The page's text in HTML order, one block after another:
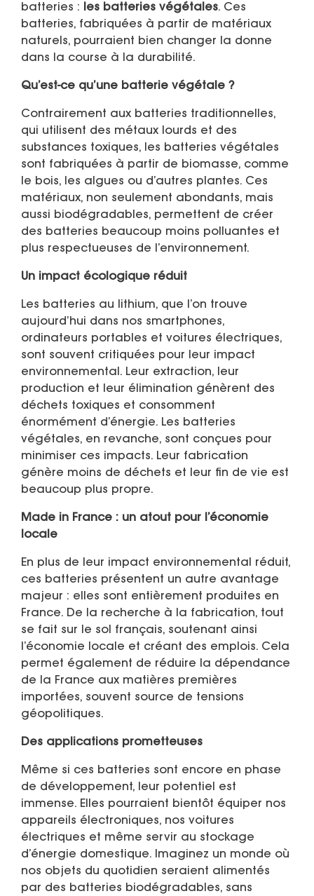
batteries : les batteries végétales. Ces
batteries, fabriquées à partir de matériaux
naturels, pourraient bien changer la donne
dans la course à la durabilité.
Qu’est-ce qu’une batterie végétale ?
Contrairement aux batteries traditionnelles,
qui utilisent des métaux lourds et des
substances toxiques, les batteries végétales
sont fabriquées à partir de biomasse, comme
le bois, les algues ou d’autres plantes. Ces
matériaux, non seulement abondants, mais
aussi biodégradables, permettent de créer
des batteries beaucoup moins polluantes et
plus respectueuses de l’environnement.
Un impact écologique réduit
Les batteries au lithium, que l’on trouve
aujourd’hui dans nos smartphones,
ordinateurs portables et voitures électriques,
sont souvent critiquées pour leur impact
environnemental. Leur extraction, leur
production et leur élimination génèrent des
déchets toxiques et consomment
énormément d’énergie. Les batteries
végétales, en revanche, sont conçues pour
minimiser ces impacts. Leur fabrication
génère moins de déchets et leur fin de vie est
beaucoup plus propre.
Made in France : un atout pour l’économie
locale
En plus de leur impact environnemental réduit,
ces batteries présentent un autre avantage
majeur : elles sont entièrement produites en
France. De la recherche à la fabrication, tout
se fait sur le sol français, soutenant ainsi
l’économie locale et créant des emplois. Cela
permet également de réduire la dépendance
de la France aux matières premières
importées, souvent source de tensions
géopolitiques.
Des applications prometteuses
Même si ces batteries sont encore en phase
de développement, leur potentiel est
immense. Elles pourraient bientôt équiper nos
appareils électroniques, nos voitures
électriques et même servir au stockage
d’énergie domestique. Imaginez un monde où
nos objets du quotidien seraient alimentés
par des batteries biodégradables, sans